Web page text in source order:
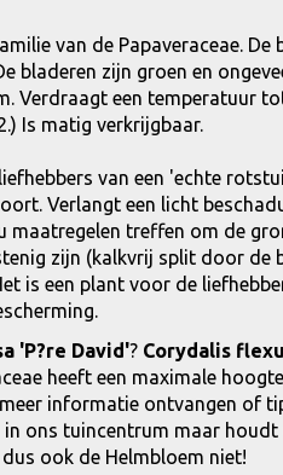
van de Papaveraceae.
bladeren zijn groen en
Verdraagt een temperatuur
Is matig verkrijgbaar.
van een 'echte
Verlangt een licht
maatregelen treffen om de
zijn (kalkvrij split door de
is een plant voor de
'P?re David'? Corydalis
heeft een maximale
informatie ontvangen of
in ons tuincentrum maar
ook de Helmbloem niet!